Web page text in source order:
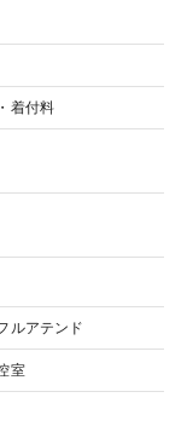
着付料
ルアテンド
室